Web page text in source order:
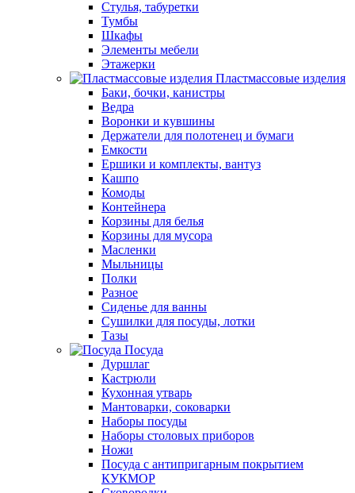
Стулья, табуретки
Тумбы
Шкафы
Элементы мебели
Этажерки
Пластмассовые изделия
Баки, бочки, канистры
Ведра
Воронки и кувшины
Держатели для полотенец и бумаги
Емкости
Ершики и комплекты, вантуз
Кашпо
Комоды
Контейнера
Корзины для белья
Корзины для мусора
Масленки
Мыльницы
Полки
Разное
Сиденье для ванны
Сушилки для посуды, лотки
Тазы
Посуда
Дуршлаг
Кастрюли
Кухонная утварь
Мантоварки, соковарки
Наборы посуды
Наборы столовых приборов
Ножи
Посуда с антипригарным покрытием
КУКМОР